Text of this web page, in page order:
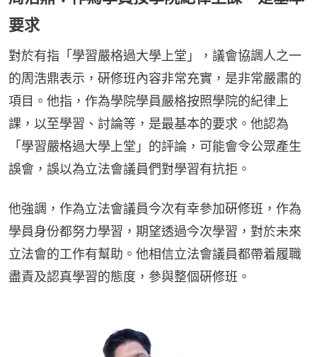
要求
對於有指「學習嚴格過大學上堂」，議會協調人之一
的周浩鼎表示，硏修班內容非常充實，是非常嚴肅的
項目。他指，作為學院學員嚴格按照學院的紀律上
課，以至學習、討論等，是最基本的要求。他認為
「學習嚴格過大學上堂」的評論，可能會令公眾產生
誤會，誤以為立法會議員們對學習有抗拒。
他強調，作為立法會議員今次有幸參加硏修班，作為
學員身份都努力學習，期望透過今次學習，對於未來
立法會的工作有幫助。他相信立法會議員都帶着履職
盡責及認真學習的態度，參與整個硏修班。